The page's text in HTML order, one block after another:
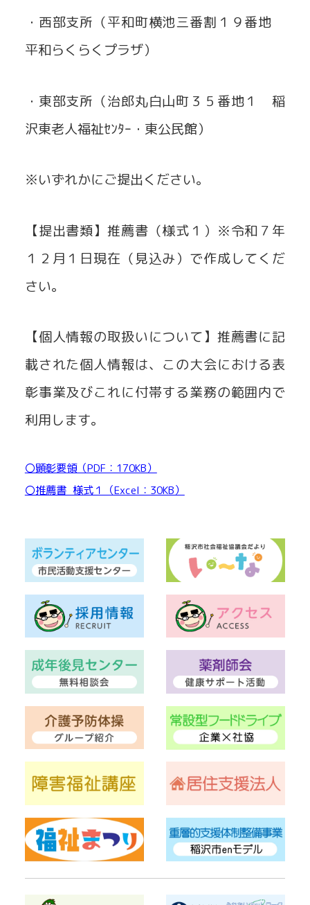
・西部支所（平和町横池三番割１９番地
平和らくらくプラザ）
・東部支所（治郎丸白山町３５番地１ 稲
沢東老人福祉ｾﾝﾀｰ・東公民館）
※いずれかにご提出ください。
【提出書類】推薦書（様式１）※令和７年
１２月１日現在（見込み）で作成してくだ
さい。
【個人情報の取扱いについて】推薦書に記
載された個人情報は、この大会における表
彰事業及びこれに付帯する業務の範囲内で
利用します。
〇顕彰要領（PDF：170KB）
〇推薦書_様式１（Excel：30KB）